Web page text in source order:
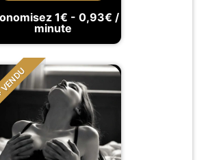
1€ - 0,93€ /
minute